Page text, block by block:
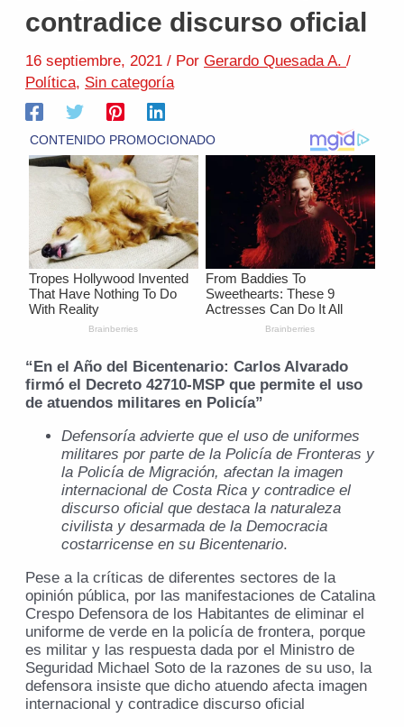
contradice discurso oficial
16 septiembre, 2021 / Por Gerardo Quesada A. /
Política, Sin categoría
“En el Año del Bicentenario: Carlos Alvarado
firmó el Decreto 42710-MSP que permite el uso
de atuendos militares en Policía”
Defensoría advierte que el uso de uniformes
militares por parte de la Policía de Fronteras y
la Policía de Migración, afectan la imagen
internacional de Costa Rica y contradice el
discurso oficial que destaca la naturaleza
civilista y desarmada de la Democracia
costarricense en su Bicentenario.
Pese a la críticas de diferentes sectores de la
opinión pública, por las manifestaciones de Catalina
Crespo Defensora de los Habitantes de eliminar el
uniforme de verde en la policía de frontera, porque
es militar y las respuesta dada por el Ministro de
Seguridad Michael Soto de la razones de su uso, la
defensora insiste que dicho atuendo afecta imagen
internacional y contradice discurso oficial